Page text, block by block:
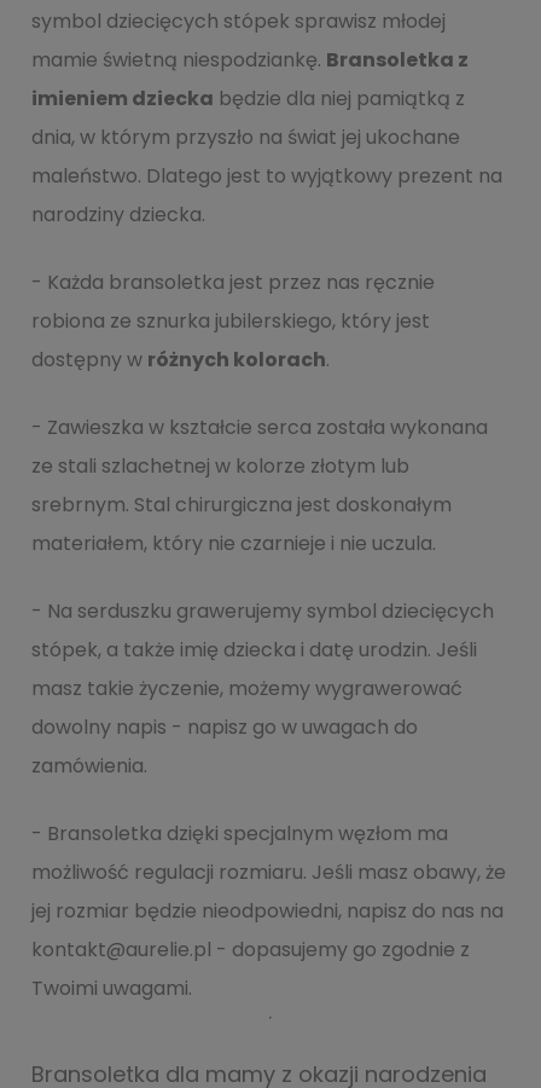
symbol dziecięcych stópek sprawisz młodej
mamie świetną niespodziankę. Bransoletka z
imieniem dziecka będzie dla niej pamiątką z
dnia, w którym przyszło na świat jej ukochane
maleństwo. Dlatego jest to wyjątkowy prezent na
narodziny dziecka.
- Każda bransoletka jest przez nas ręcznie
robiona ze sznurka jubilerskiego, który jest
dostępny w różnych kolorach.
- Zawieszka w kształcie serca została wykonana
ze stali szlachetnej w kolorze złotym lub
srebrnym. Stal chirurgiczna jest doskonałym
materiałem, który nie czarnieje i nie uczula.
- Na serduszku grawerujemy symbol dziecięcych
stópek, a także imię dziecka i datę urodzin. Jeśli
masz takie życzenie, możemy wygrawerować
dowolny napis - napisz go w uwagach do
zamówienia.
- Bransoletka dzięki specjalnym węzłom ma
możliwość regulacji rozmiaru. Jeśli masz obawy, że
jej rozmiar będzie nieodpowiedni, napisz do nas na
kontakt@aurelie.pl - dopasujemy go zgodnie z
Twoimi uwagami.
Bransoletka dla mamy z okazji narodzenia